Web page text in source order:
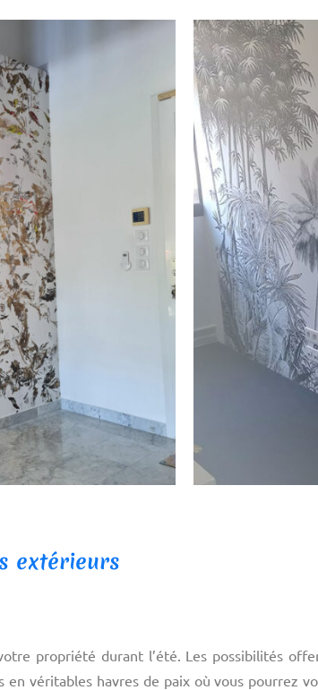
extérieurs
propriété durant l’été. Les possibilités
en véritables havres de paix où vous pourrez